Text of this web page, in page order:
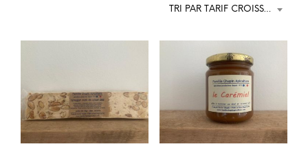
TRI PAR TARIF CROISSANT